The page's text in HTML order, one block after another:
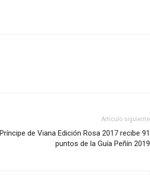
Artículo siguiente
Príncipe de Viana Edición Rosa 2017 recibe 91
puntos de la Guía Peñín 2019